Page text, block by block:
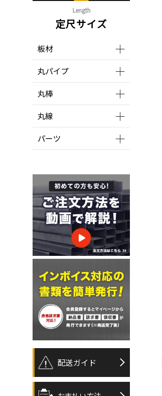
Length
定尺サイズ
板材
丸パイプ
丸棒
丸線
パーツ
配送ガイド